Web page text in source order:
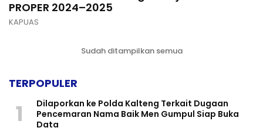
PROPER 2024–2025
KAPUAS
Sudah ditampilkan semua
TERPOPULER
1
Dilaporkan ke Polda Kalteng Terkait Dugaan
Pencemaran Nama Baik Men Gumpul Siap Buka
Data